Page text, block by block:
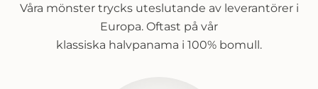
Våra mönster trycks uteslutande av leverantörer i
Europa. Oftast på vår
klassiska halvpanama i 100% bomull.